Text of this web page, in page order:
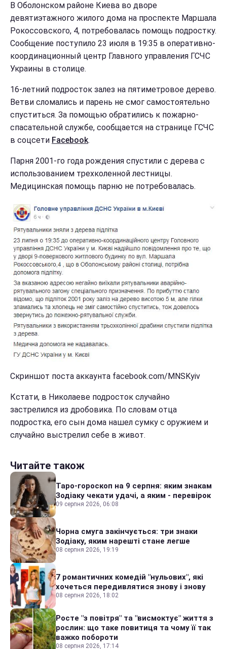
В Оболонском районе Киева во дворе
девятиэтажного жилого дома на проспекте Маршала
Рокоссовского, 4, потребовалась помощь подростку.
Сообщение поступило 23 июля в 19:35 в оперативно-
координационный центр Главного управления ГСЧС
Украины в столице.
16-летний подросток залез на пятиметровое дерево.
Ветви сломались и парень не смог самостоятельно
спуститься. За помощью обратились к пожарно-
спасательной службе, сообщается на странице ГСЧС
в соцсети Facebook.
Парня 2001-го года рождения спустили с дерева с
использованием трехколенной лестницы.
Медицинская помощь парню не потребовалась.
Скриншот поста аккаунта facebook.com/MNSKyiv
Кстати, в Николаеве подросток случайно
застрелился из дробовика. По словам отца
подростка, его сын дома нашел сумку с оружием и
случайно выстрелил себе в живот.
Читайте також
Таро-гороскоп на 9 серпня: яким знакам
Зодіаку чекати удачі, а яким - перевірок
09 серпня 2026, 06:08
Чорна смуга закінчується: три знаки
Зодіаку, яким нарешті стане легше
08 серпня 2026, 19:19
7 романтичних комедій "нульових", які
хочеться передивлятися знову і знову
08 серпня 2026, 18:02
Росте "з повітря" та "висмоктує" життя з
рослин: що таке повитиця та чому її так
важко побороти
08 серпня 2026, 17:14